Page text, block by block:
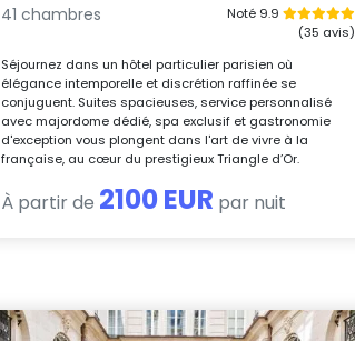
41 chambres
Noté 9.9
(35 avis)
Séjournez dans un hôtel particulier parisien où
élégance intemporelle et discrétion raffinée se
conjuguent. Suites spacieuses, service personnalisé
avec majordome dédié, spa exclusif et gastronomie
d'exception vous plongent dans l'art de vivre à la
française, au cœur du prestigieux Triangle d’Or.
À partir de 2100 EUR par nuit